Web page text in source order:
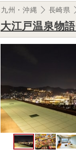
九州・沖縄 長崎県
大江戸温泉物